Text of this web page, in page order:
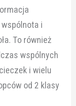
i
To również
wspólnych
i wielu
od 2 klasy